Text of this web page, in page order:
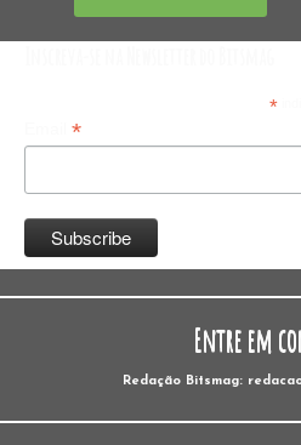
*
*
Entre em
Redação Bitsmag: